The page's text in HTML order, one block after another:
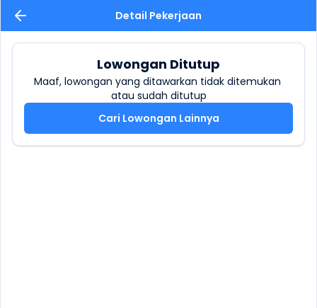
Detail Pekerjaan
Lowongan Ditutup
Maaf, lowongan yang ditawarkan tidak ditemukan
atau sudah ditutup
Cari Lowongan Lainnya